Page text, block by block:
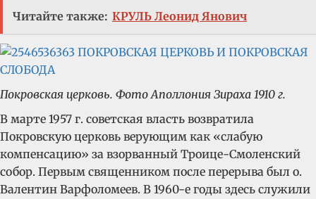
Читайте также: КРУЛЬ Леонид Янович
Покровская церковь. Фото Аполлония Зираха 1910 г.
В марте 1957 г. советская власть возвратила
Покровскую церковь верующим как «слабую
компенсацию» за взорванный Троице-Смоленский
собор. Первым священником после перерыва был о.
Валентин Варфоломеев. В 1960-е годы здесь служили